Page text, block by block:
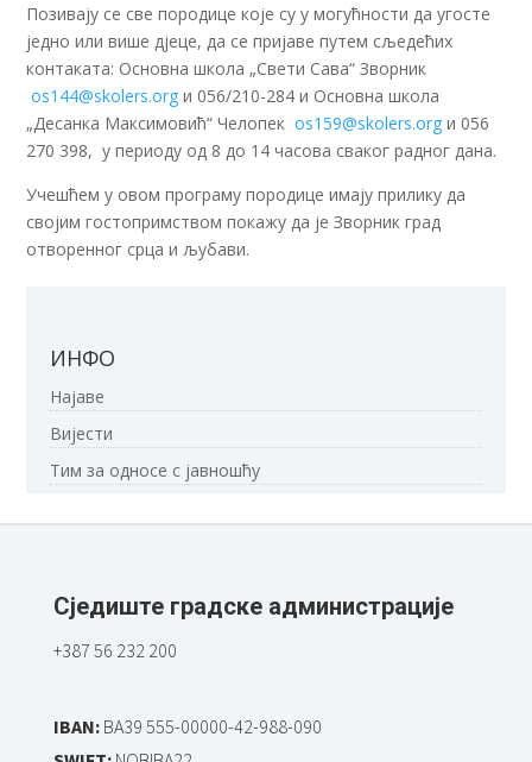
Позивају се све породице које су у могућности да угосте
једно или више дјеце, да се пријаве путем сљедећих
контаката: Основна школа „Свети Сава“ Зворник
os144@skolers.org и 056/210-284 и Основна школа
„Десанка Максимовић“ Челопекos159@skolers.org и 056
270 398, у периоду од 8 до 14 часова сваког радног дана.
Учешћем у овом програму породице имају прилику да
својим гостопримством покажу да је Зворник град
отворенног срца и љубави.
ИНФО
Најаве
Вијести
Тим за односе с јавношћу
Сједиште градске администрације
+387 56 232 200
IBAN:BA39 555-00000-42-988-090